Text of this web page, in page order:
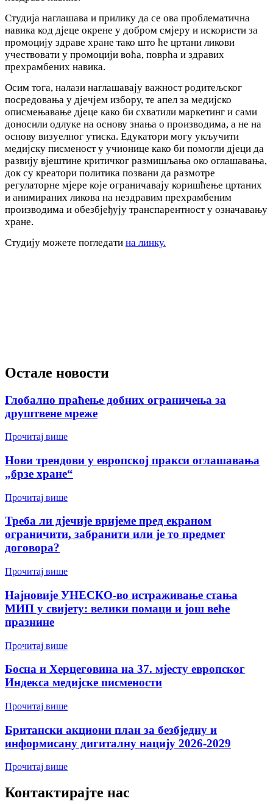
Студија наглашава и прилику да се ова проблематична
навика код дјеце окрене у добром смјеру и искористи за
промоцију здраве хране тако што ће цртани ликови
учествовати у промоцији воћа, поврћа и здравих
прехрамбених навика.
Осим тога, налази наглашавају важност родитељског
посредовања у дјечјем избору, те апел за медијско
описмењавање дјеце како би схватили маркетинг и сами
доносили одлуке на основу знања о производима, а не на
основу визуелног утиска. Едукатори могу укључити
медијску писменост у учионице како би помогли дјеци да
развију вјештине критичког размишљања око оглашавања,
док су креатори политика позвани да размотре
регулаторне мјере које ограничавају коришћење цртаних
и анимираних ликова на нездравим прехрамбеним
производима и обезбјеђују транспарентност у означавању
хране.
Студију можете погледати на линку.
Остале новости
Глобално праћење добних ограничења за
друштвене мреже
Прочитај више
Нови трендови у европској пракси оглашавања
„брзе хране“
Прочитај више
Треба ли дјечије вријеме пред екраном
ограничити, забранити или је то предмет
договора?
Прочитај више
Најновије УНЕСКО-во истраживање стања
МИП у свијету: велики помаци и још веће
празнине
Прочитај више
Босна и Херцеговина на 37. мјесту европског
Индекса медијске писмености
Прочитај више
Британски акциони план за безбједну и
информисану дигиталну нацију 2026-2029
Прочитај више
Контактирајте нас